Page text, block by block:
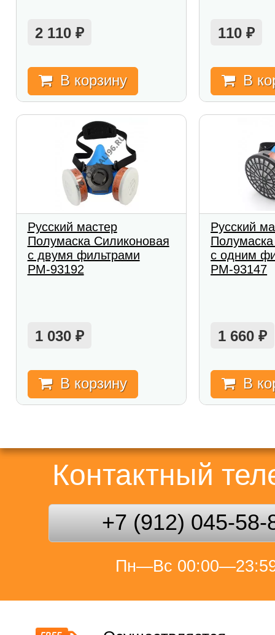
2 110 ₽
В корзину
110₽
В
Русский мастер
Полумаска Силиконовая
с двумя фильтрами
РМ-93192
1 030 ₽
В корзину
Русский
с одним
РМ-93147
1 660₽
В
Контактный
+7 (912) 045-58-
Пн—Вс